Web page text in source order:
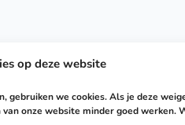
op deze website
gebruiken we cookies. Als je deze
onze website minder goed werken.